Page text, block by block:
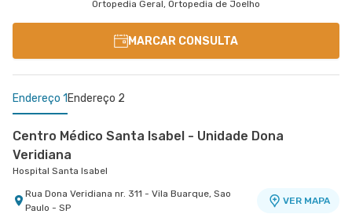
Ortopedia Geral, Ortopedia de Joelho
MARCAR CONSULTA
Endereço 1 Endereço 2
Centro Médico Santa Isabel - Unidade Dona
Veridiana
Hospital Santa Isabel
Rua Dona Veridiana nr. 311 - Vila Buarque, Sao
Paulo - SP
VER MAPA